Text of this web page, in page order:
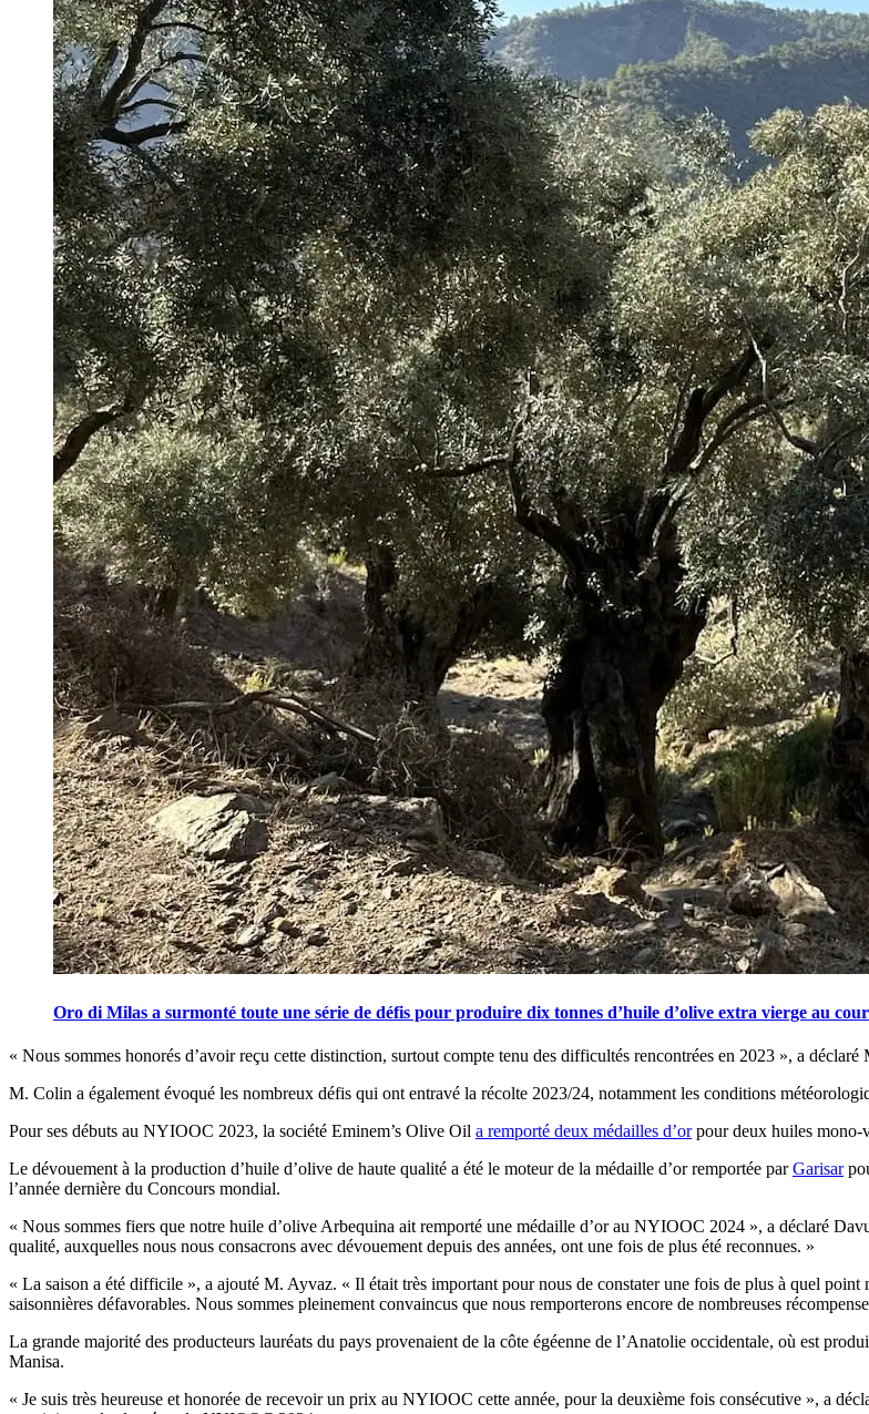
Oro di Milas a surmonté toute une série de défis pour produire dix tonnes d’huile d’olive extra vierge au
« Nous sommes honorés d’avoir reçu cette distinction, surtout compte tenu des difficultés rencontrées en 2023 », a
M. Colin a également évoqué les nombreux défis qui ont entravé la récolte 2023/24, notamment les conditions
Pour ses débuts au NYIOOC 2023, la société Eminem’s Olive Oil a remporté deux médailles d’orpour deux huiles mono-
Le dévouement à la production d’huile d’olive de haute qualité a été le moteur de la médaille d’or remportée parGarisar
l’année dernière du Concours mondial.
« Nous sommes fiers que notre huile d’olive Arbequina ait remporté une médaille d’or au NYIOOC 2024 », a déclaré
qualité, auxquelles nous nous consacrons avec dévouement depuis des années, ont une fois de plus été reconnues. »
« La saison a été difficile », a ajouté M. Ayvaz. « Il était très important pour nous de constater une fois de plus à quel
saisonnières défavorables. Nous sommes pleinement convaincus que nous remporterons encore de nombreuses
La grande majorité des producteurs lauréats du pays provenaient de la côte égéenne de l’Anatolie occidentale, où est
Manisa.
« Je suis très heureuse et honorée de recevoir un prix au NYIOOC cette année, pour la deuxième fois consécutive », a